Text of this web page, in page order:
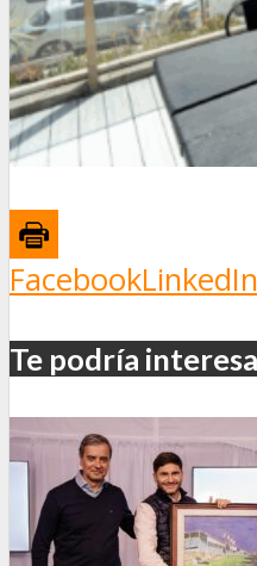
FacebookLinkedIn
Te podría